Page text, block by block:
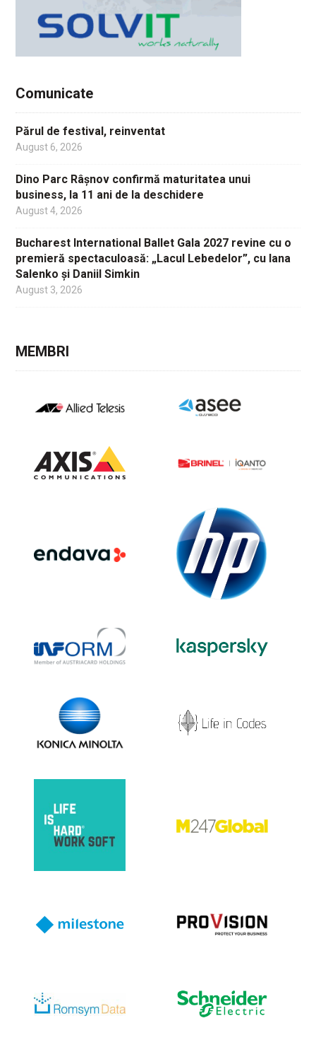
Comunicate
Părul de festival, reinventat
August 6, 2026
Dino Parc Râșnov confirmă maturitatea unui
business, la 11 ani de la deschidere
August 4, 2026
Bucharest International Ballet Gala 2027 revine cu o
premieră spectaculoasă: „Lacul Lebedelor”, cu Iana
Salenko și Daniil Simkin
August 3, 2026
MEMBRI